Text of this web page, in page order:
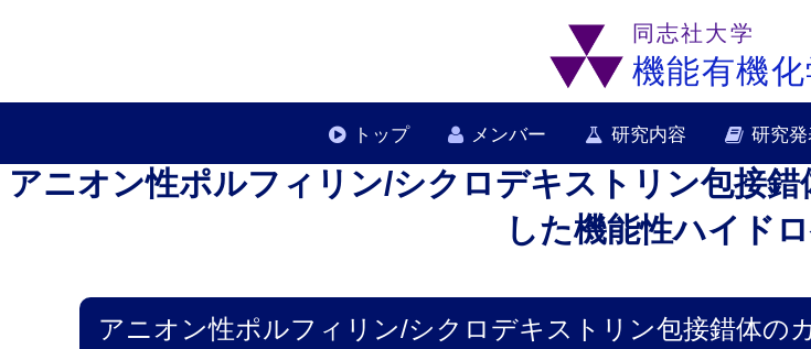
同志社大学
機能有機
トップ メンバー 研究内容 研究発
アニオン性ポルフィリン/シクロデキストリン包接
した機能性ハイド
アニオン性ポルフィリン/シクロデキストリン包接錯体の